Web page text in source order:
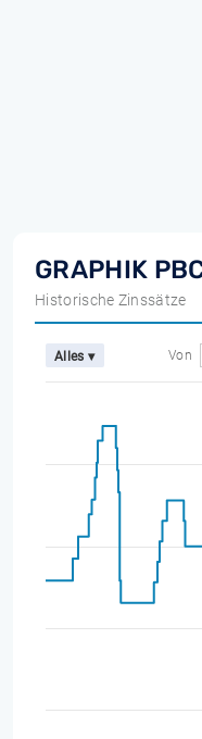
GRAPHIK
Historische Zinssätze
Alles ▾ Von